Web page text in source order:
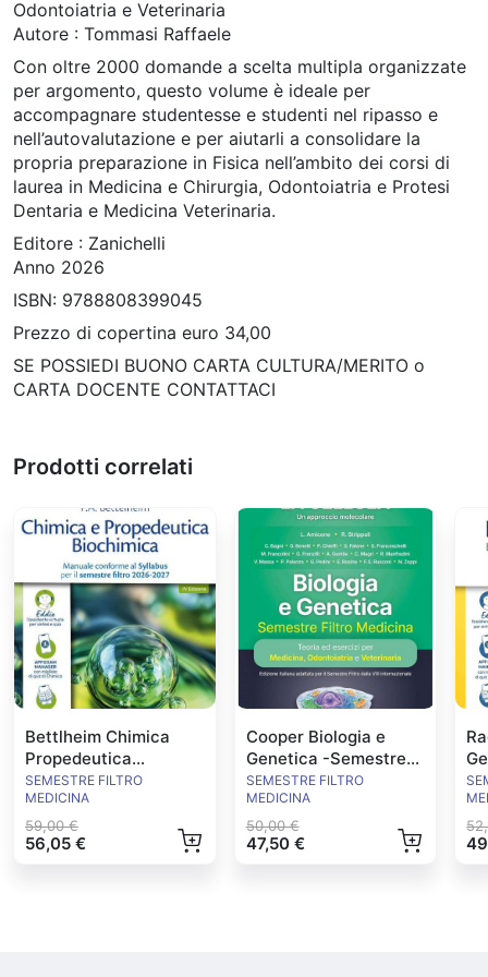
Odontoiatria e Veterinaria
Autore : Tommasi Raffaele
Con oltre 2000 domande a scelta multipla organizzate
per argomento, questo volume è ideale per
accompagnare studentesse e studenti nel ripasso e
nell’autovalutazione e per aiutarli a consolidare la
propria preparazione in Fisica nell’ambito dei corsi di
laurea in Medicina e Chirurgia, Odontoiatria e Protesi
Dentaria e Medicina Veterinaria.
Editore : Zanichelli
Anno 2026
ISBN: 9788808399045
Prezzo di copertina euro 34,00
SE POSSIEDI BUONO CARTA CULTURA/MERITO o
CARTA DOCENTE CONTATTACI
Prodotti correlati
Bettlheim Chimica
Propedeutica
Biochimica Syllabus
2026
SEMESTRE FILTRO
MEDICINA
59,00 €
56,05 €
Cooper Biologia e
Genetica -Semestre
Filtro Medicina-
SEMESTRE FILTRO
MEDICINA
50,00 €
47,50 €